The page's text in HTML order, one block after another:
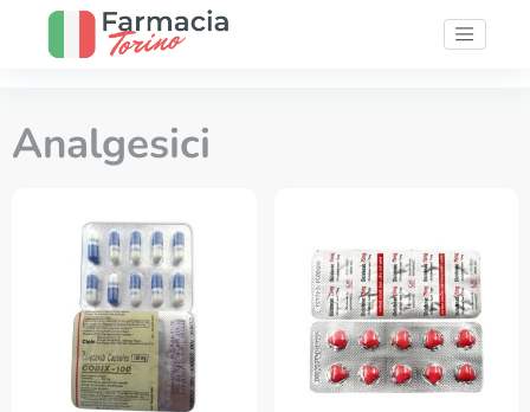
Analgesici